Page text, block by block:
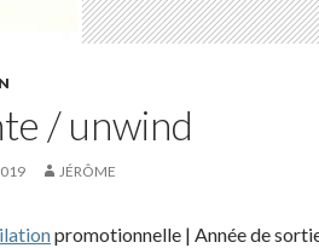
/ unwind
JÉRÔME
promotionnelle | Année de